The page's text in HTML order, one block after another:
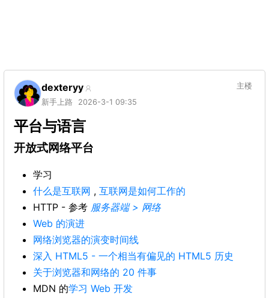
dexteryy
新手上路 2026-3-1 09:35
主楼
平台与语言
开放式网络平台
学习
什么是互联网 , 互联网是如何工作的
HTTP - 参考 服务器端 > 网络
Web 的演进
网络浏览器的演变时间线
深入 HTML5 - 一个相当有偏见的 HTML5 历史
关于浏览器和网络的 20 件事
MDN 的学习 Web 开发